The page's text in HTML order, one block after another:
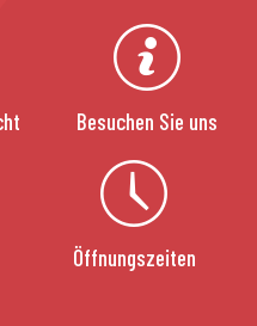
Besuchen Sie uns
Öffnungszeiten